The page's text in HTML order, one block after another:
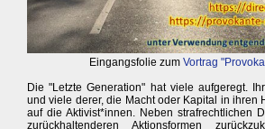
Eingangsfolie zum Vortrag
Die "Letzte Generation" hat viele aufgeregt.
und viele derer, die Macht oder Kapital in ihren
auf die Aktivist*innen. Neben strafrechtlichen
zurückhaltenderen Aktionsformen